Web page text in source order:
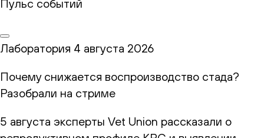
Пульс событий
Лаборатория 4 августа 2026
Почему снижается воспроизводство стада?
Разобрали на стриме
5 августа эксперты Vet Union рассказали о